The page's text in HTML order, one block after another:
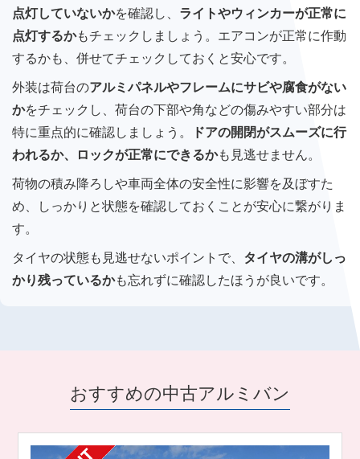
点灯していないかを確認し、 ライトやウィンカーが正常に
点灯するかもチェックしましょう。エアコンが正常に作動
するかも、併せてチェックしておくと安心です。
外装は荷台のアルミパネルやフレームにサビや腐食がない
かをチェックし、荷台の下部や角などの傷みやすい部分は
特に重点的に確認しましょう。
ドアの開閉がスムーズに行
われるか、ロックが正常にできるかも見逃せません。
荷物の積み降ろしや車両全体の安全性に影響を及ぼすた
め、しっかりと状態を確認しておくことが安心に繋がりま
す。
タイヤの状態も見逃せないポイントで、 タイヤの溝がしっ
かり残っているかも忘れずに確認したほうが良いです。
おすすめの中古アルミバン